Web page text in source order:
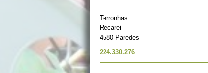
Terronhas
Recarei
4580 Paredes
224.330.276